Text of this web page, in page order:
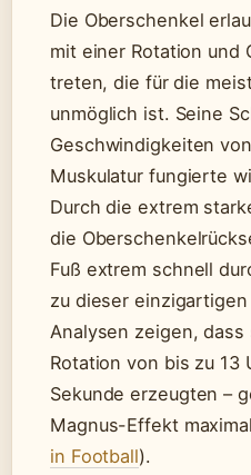
Die Oberschenkel
mit einer Rotation und
treten, die für die
unmöglich ist. Seine
Geschwindigkeiten
Muskulatur fungierte
Durch die extrem
die
Fuß extrem schnell
zu dieser
Analysen zeigen,
Rotation von bis zu 13
Sekunde erzeugten –
Magnus-Effekt
in Football).